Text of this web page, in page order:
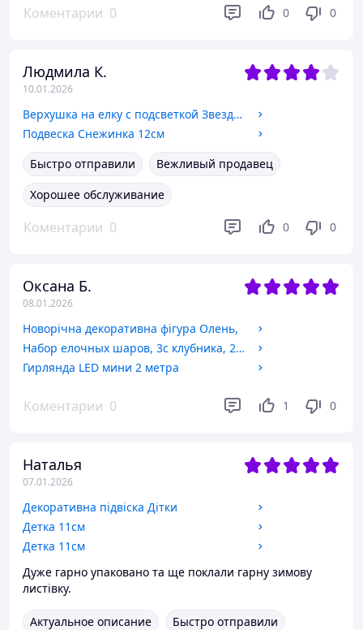
Коментарии 0 0 0
Людмила К.
10.01.2026
Верхушка на елку с подсветкой Звезда серебро
Подвеска Снежинка 12см
Быстро отправили
Вежливый продавец
Хорошее обслуживание
Коментарии 0 0 0
Оксана Б.
08.01.2026
Новорічна декоративна фігура Олень,
Набор елочных шаров, 3с клубника, 25 шт
Гирлянда LED мини 2 метра
Коментарии 0 1 0
Наталья
07.01.2026
Декоративна підвіска Дітки
Детка 11см
Детка 11см
Дуже гарно упаковано та ще поклали гарну зимову
листівку.
Актуальное описание
Быстро отправили